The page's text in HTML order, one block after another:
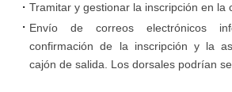
Período
Medio
de
de
alertas
Protocolo
Tramitar y gestionar la inscripción en la
Envío de correos electrónicos
confirmación de la inscripción y la
cajón de salida. Los dorsales podrían